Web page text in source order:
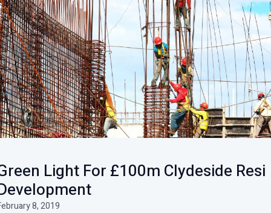
Light For £100m Clydeside Resi
8, 2019